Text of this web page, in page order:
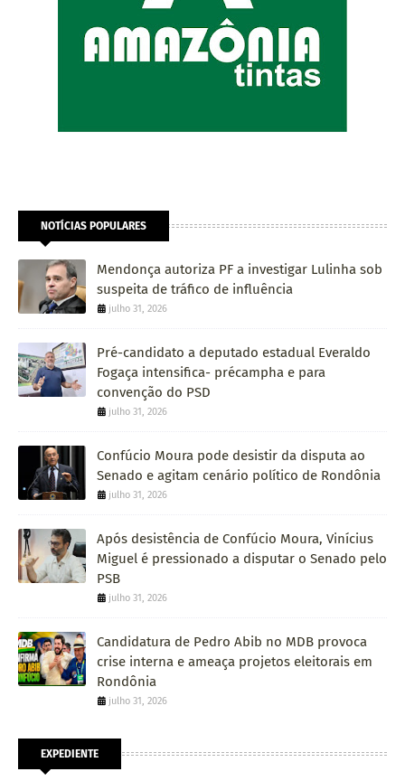
NOTÍCIAS POPULARES
Mendonça autoriza PF a investigar Lulinha sob
suspeita de tráfico de influência
julho 31, 2026
Pré-candidato a deputado estadual Everaldo
Fogaça intensifica- précampha e para
convenção do PSD
julho 31, 2026
Confúcio Moura pode desistir da disputa ao
Senado e agitam cenário político de Rondônia
julho 31, 2026
Após desistência de Confúcio Moura, Vinícius
Miguel é pressionado a disputar o Senado pelo
PSB
julho 31, 2026
Candidatura de Pedro Abib no MDB provoca
crise interna e ameaça projetos eleitorais em
Rondônia
julho 31, 2026
EXPEDIENTE